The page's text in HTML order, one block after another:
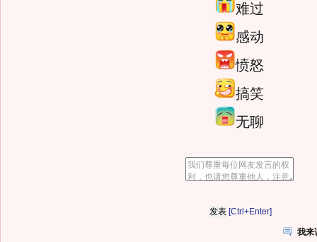
难过
感动
愤怒
搞笑
无聊
[Ctrl+Enter]
我来